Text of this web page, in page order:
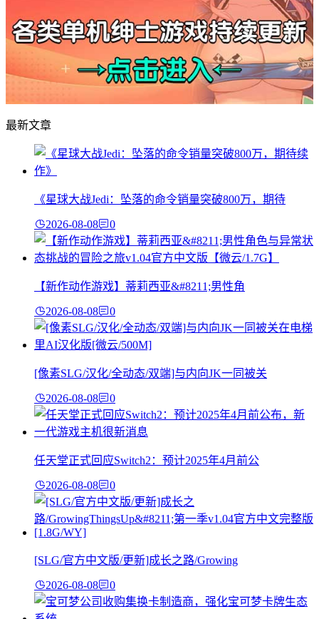
最新文章
《星球大战Jedi：坠落的命令销量突破800万，期待
2026-08-08 0
【新作动作游戏】蒂莉西亚&#8211;男性角
2026-08-08 0
[像素SLG/汉化/全动态/双端]与内向JK一同被关
2026-08-08 0
任天堂正式回应Switch2：预计2025年4月前公
2026-08-08 0
[SLG/官方中文版/更新]成长之路/Growing
2026-08-08 0